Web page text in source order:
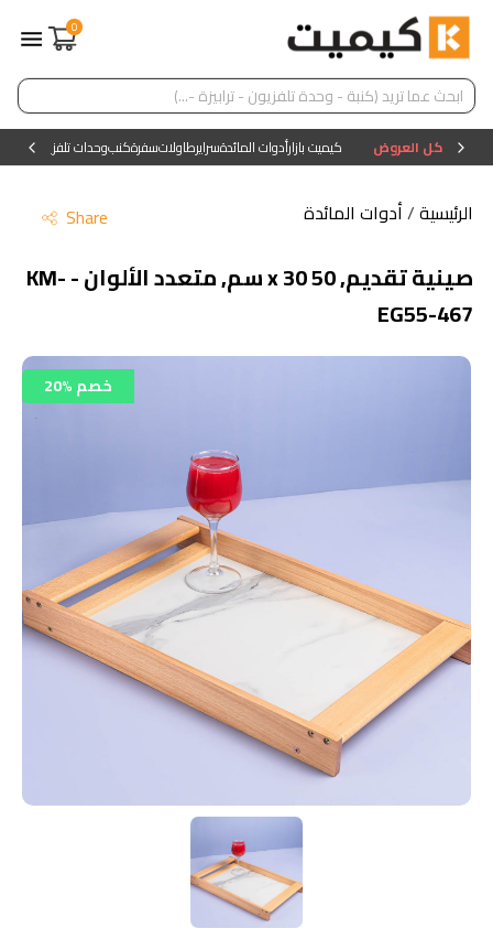
0
كل العروض كيميت بازارأدوات المائدةسرايرطاولاتسفرةكنبوحدات تلفزيون
الرئيسية/أدوات المائدة Share
صينية تقديم, 50 x 30 سم, متعدد الألوان - KM-
EG55-467
20% خصم